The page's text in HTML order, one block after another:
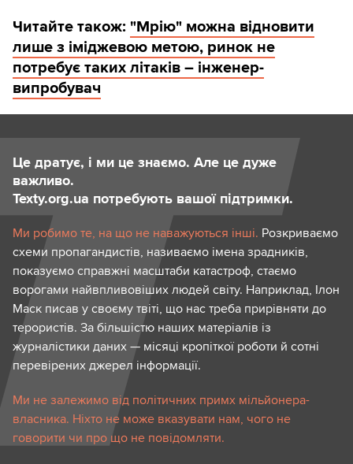
Читайте також: "Мрію" можна відновити
лише з іміджевою метою, ринок не
потребує таких літаків – інженер-
випробувач
Це дратує, і ми це знаємо. Але це дуже
важливо.
Texty.org.ua потребують вашої підтримки.
Ми робимо те, на що не наважуються інші. Розкриваємо
схеми пропагандистів, називаємо імена зрадників,
показуємо справжні масштаби катастроф, стаємо
ворогами найвпливовіших людей світу. Наприклад, Ілон
Маск писав у своєму твіті, що нас треба прирівняти до
терористів. За більшістю наших матеріалів із
журналістики даних — місяці кропіткої роботи й сотні
перевірених джерел інформації.
Ми не залежимо від політичних примх мільйонера-
власника. Ніхто не може вказувати нам, чого не
говорити чи про що не повідомляти.